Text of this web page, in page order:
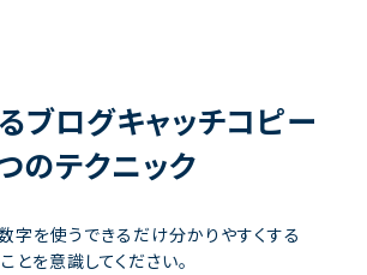
ブログキャッチコピー
のテクニック
字を使うできるだけ分かりやすくする
とを意識してください。